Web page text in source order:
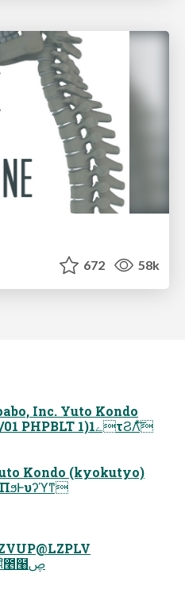
672 58k
Inc. Yuto Kondo
(kyokutyo) 2016/03/01 PHPBLT 1)1ےτϨΛͯ͠
Kondo (kyokutyo)
ΠϧͰυʔϓͳ
!ZVUPLZPLVUZP ৽ଔ̎೥໨ࢯ